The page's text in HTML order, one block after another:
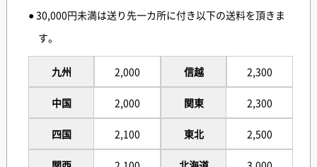
● 30,000円未満は送り先一カ所に付き以下の送料を頂きま
す。
九州
中国
四国
2,000
2,000
2,100
信越
関東
東北
2,300
2,300
2,500